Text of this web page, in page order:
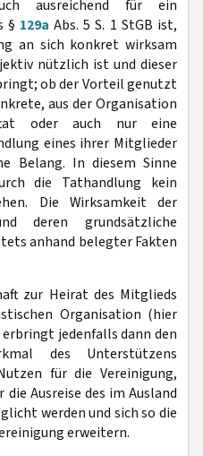
ausreichend für ein
§ 129a Abs. 5 S. 1 StGB ist,
an sich konkret wirksam
nützlich ist und dieser
ob der Vorteil genutzt
aus der Organisation
oder auch nur eine
eines ihrer Mitglieder
Belang. In diesem Sinne
die Tathandlung kein
Die Wirksamkeit der
deren grundsätzliche
anhand belegter Fakten
zur Heirat des Mitglieds
Organisation (hier
jedenfalls dann den
des Unterstützens
für die Vereinigung,
Ausreise des im Ausland
werden und sich so die
erweitern.